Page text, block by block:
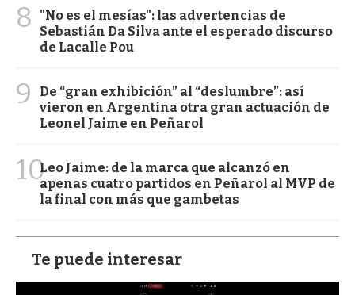
8
"No es el mesías": las advertencias de
Sebastián Da Silva ante el esperado discurso
de Lacalle Pou
9
De “gran exhibición” al “deslumbre”: así
vieron en Argentina otra gran actuación de
Leonel Jaime en Peñarol
10Leo Jaime: de la marca que alcanzó en
apenas cuatro partidos en Peñarol al MVP de
la final con más que gambetas
Te puede interesar